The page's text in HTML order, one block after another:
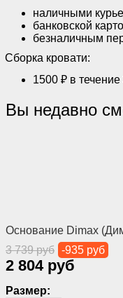
наличными
банковской
безналичным
Сборка кровати:
1500 ₽ в
Вы недавно
Основание Dimax
3 739 руб -935 руб
2 804 руб
Размер: